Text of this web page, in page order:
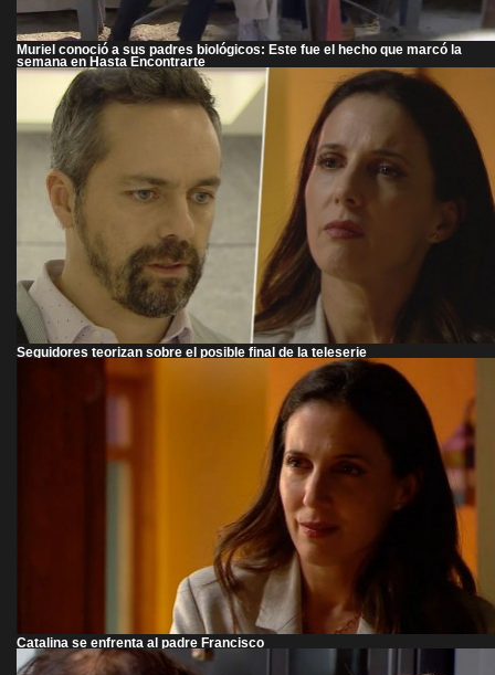
Muriel conoció a sus padres biológicos: Este fue el hecho que marcó la
semana en Hasta Encontrarte
Seguidores teorizan sobre el posible final de la teleserie
Catalina se enfrenta al padre Francisco